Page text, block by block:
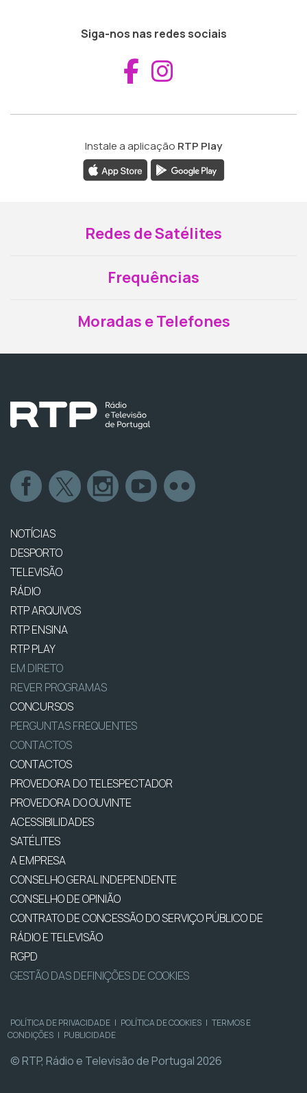
Siga-nos nas redes sociais
Aceder ao
Instale a aplicação RTP Play
Redes de Satélites
Frequências
Moradas e Telefones
NOTÍCIAS
DESPORTO
TELEVISÃO
RÁDIO
RTP ARQUIVOS
RTP ENSINA
RTP PLAY
EM DIRETO
REVER PROGRAMAS
CONCURSOS
PERGUNTAS FREQUENTES
CONTACTOS
CONTACTOS
PROVEDORA DO TELESPECTADOR
PROVEDORA DO OUVINTE
ACESSIBILIDADES
SATÉLITES
A EMPRESA
CONSELHO GERAL INDEPENDENTE
CONSELHO DE OPINIÃO
CONTRATO DE CONCESSÃO DO SERVIÇO PÚBLICO DE
RÁDIO E TELEVISÃO
RGPD
GESTÃO DAS DEFINIÇÕES DE COOKIES
POLÍTICA DE PRIVACIDADE | POLÍTICA DE COOKIES | TERMOS E
CONDIÇÕES | PUBLICIDADE
© RTP, Rádio e Televisão de Portugal 2026